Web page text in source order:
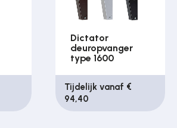
Dictator
deuropvanger
type 1600
Tijdelijk vanaf €
94,40